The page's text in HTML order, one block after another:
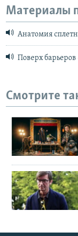
Материалы
Анатомия
Поверх
Смотрите